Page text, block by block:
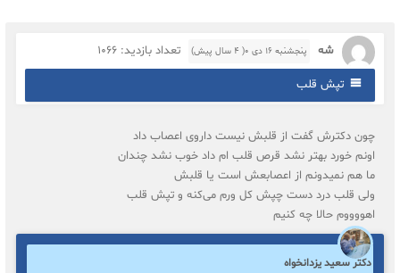
شه پنجشنبه ۱۶ دی ۰( 4 سال پیش) تعداد بازدید: 1066
تپش قلب
چون دکترش گفت از قلبش نیست داروی اعصاب داد
اونم خورد بهتر نشد قرص قلب ام داد خوب نشد چندان
ما هم نمیدونم از اعصابعش است یا قلبش
ولی قلب درد دست چپش کل ورم می‌کنه و تپش قلب
اهووووم حالا چه کنیم
دکتر سعید یزدانخواه